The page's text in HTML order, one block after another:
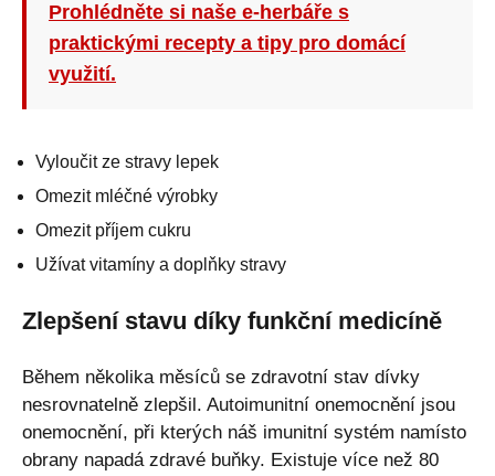
Prohlédněte si naše e-herbáře s
praktickými recepty a tipy pro domácí
využití.
Vyloučit ze stravy lepek
Omezit mléčné výrobky
Omezit příjem cukru
Užívat vitamíny a doplňky stravy
Zlepšení stavu díky funkční medicíně
Během několika měsíců se zdravotní stav dívky
nesrovnatelně zlepšil. Autoimunitní onemocnění jsou
onemocnění, při kterých náš imunitní systém namísto
obrany napadá zdravé buňky. Existuje více než 80